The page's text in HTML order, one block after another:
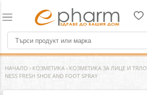
НАЧАЛО › КОЗМЕТИКА › КОЗМЕТИКА ЗА ЛИЦЕ И ТЯЛО
NESS FRESH SHOE AND FOOT SPRAY